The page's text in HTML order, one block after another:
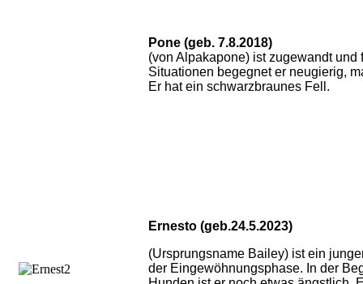
Pone (geb. 7.8.2018)
(von Alpakapone) ist zugewandt und
Situationen begegnet er neugierig,
Er hat ein schwarzbraunes Fell.
Ernesto (geb.24.5.2023)
(Ursprungsname Bailey) ist ein
der Eingewöhnungsphase. In der